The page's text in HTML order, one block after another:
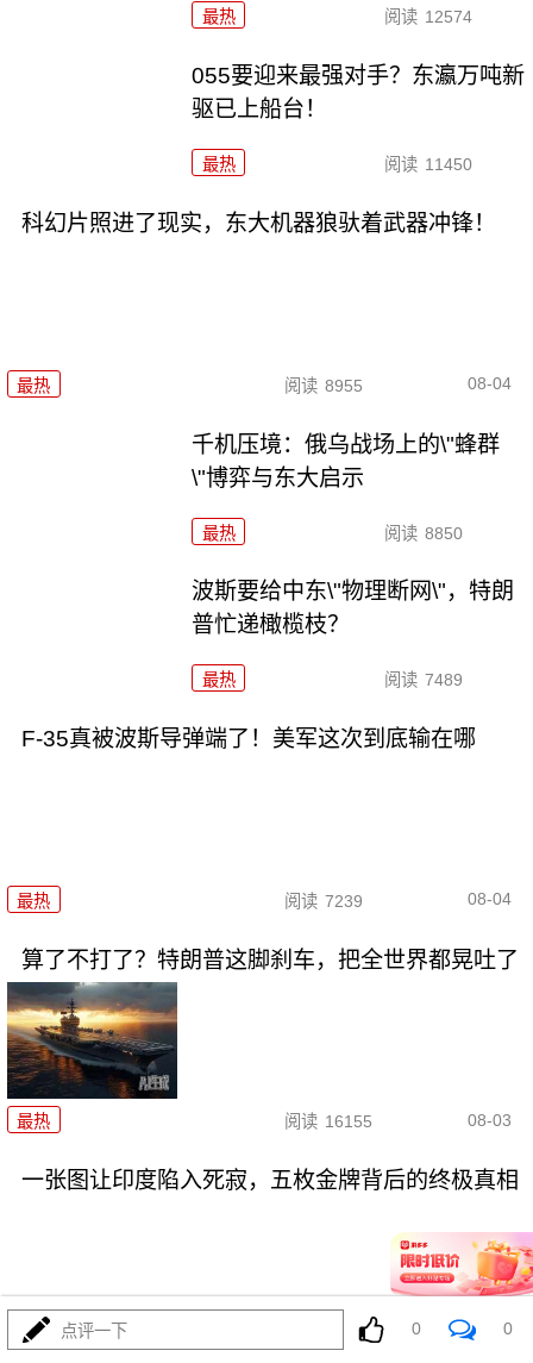
最热 阅读 12574
055要迎来最强对手？东瀛万吨新
驱已上船台！
最热 阅读 11450
科幻片照进了现实，东大机器狼驮着武器冲锋！
最热 阅读 8955 08-04
千机压境：俄乌战场上的\"蜂群
\"博弈与东大启示
最热 阅读 8850
波斯要给中东\"物理断网\"，特朗
普忙递橄榄枝？
最热 阅读 7489
F-35真被波斯导弹端了！美军这次到底输在哪
最热 阅读 7239 08-04
算了不打了？特朗普这脚刹车，把全世界都晃吐了
最热 阅读 16155 08-03
一张图让印度陷入死寂，五枚金牌背后的终极真相
最热 11182 08-03
点评一下 0 0